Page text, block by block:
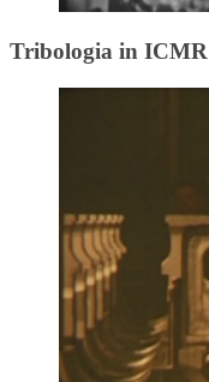
Tribologia in ICMR